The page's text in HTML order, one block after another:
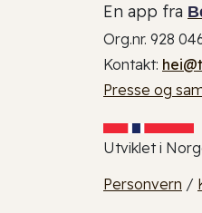
En app fra
Org.nr. 928
Kontakt:
Presse og
Utviklet i
Personvern /